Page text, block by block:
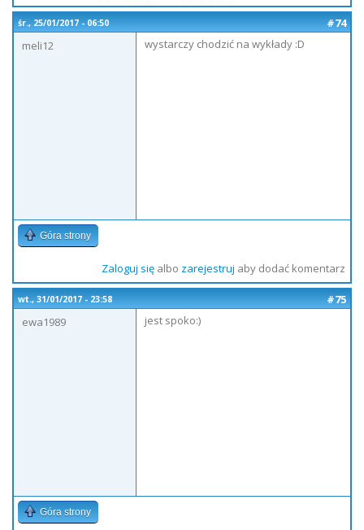
śr., 25/01/2017 - 06:50
#74
meli12
wystarczy chodzić na wykłady :D
Góra strony
Zaloguj sięalbo zarejestruj aby dodać komentarz
wt., 31/01/2017 - 23:58
#75
ewa1989
jest spoko:)
Góra strony